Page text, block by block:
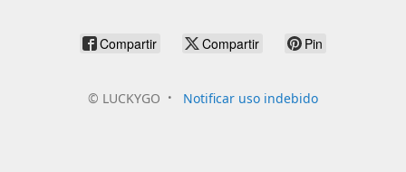
Compartir Compartir Pin
© LUCKYGO Notificar uso indebido